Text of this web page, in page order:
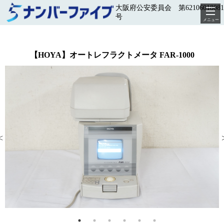
大阪府公安委員会 第
号
メニュー
【HOYA】オートレフラクトメータ FAR-1000